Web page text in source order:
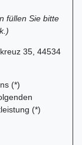
füllen Sie bitte
35, 44534
(*)
(*)